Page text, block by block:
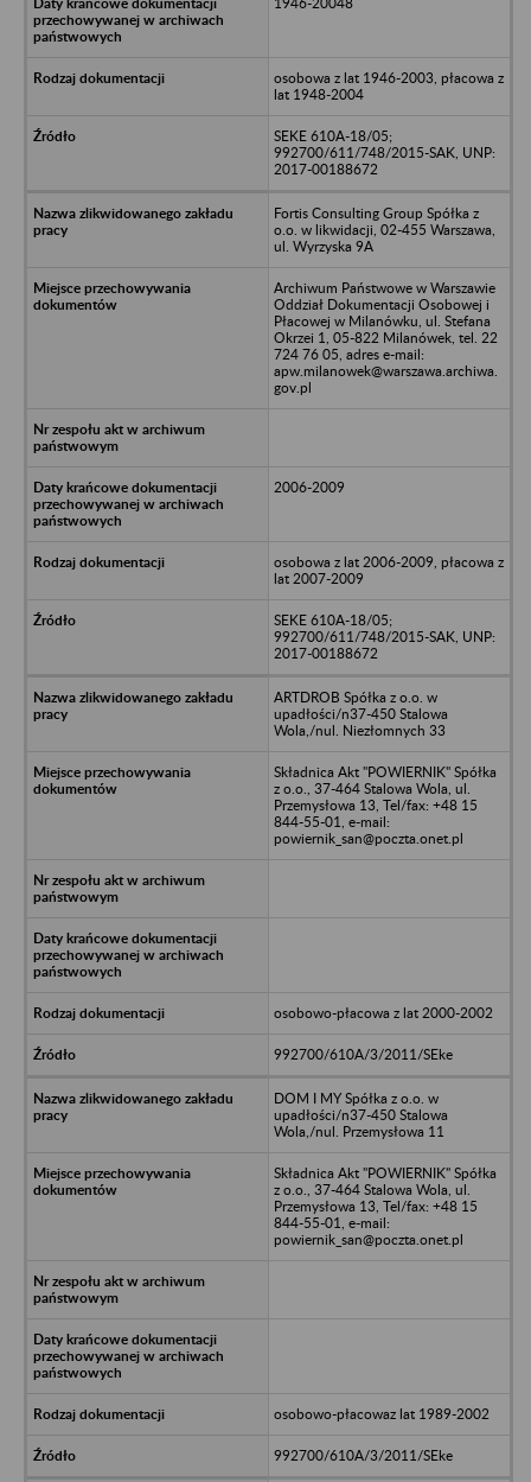
osobowa z lat 1946-2003, płacowa z
lat 1948-2004
SEKE 610A-18/05;
992700/611/748/2015-SAK, UNP:
2017-00188672
Fortis Consulting Group Spółka z
o.o. w likwidacji, 02-455 Warszawa,
ul. Wyrzyska 9A
Archiwum Państwowe w Warszawie
Oddział Dokumentacji Osobowej i
Płacowej w Milanówku, ul. Stefana
Okrzei 1, 05-822 Milanówek, tel. 22
724 76 05, adres e-mail:
apw.milanowek@warszawa.archiwa.
gov.pl
2006-2009
osobowa z lat 2006-2009, płacowa z
lat 2007-2009
SEKE 610A-18/05;
992700/611/748/2015-SAK, UNP:
2017-00188672
ARTDROB Spółka z o.o. w
upadłości/n37-450 Stalowa
Wola,/nul. Niezłomnych 33
Składnica Akt "POWIERNIK" Spółka
z o.o., 37-464 Stalowa Wola, ul.
Przemysłowa 13, Tel/fax: +48 15
844-55-01, e-mail:
powiernik_san@poczta.onet.pl
osobowo-płacowa z lat 2000-2002
992700/610A/3/2011/SEke
DOM I MY Spółka z o.o. w
upadłości/n37-450 Stalowa
Wola,/nul. Przemysłowa 11
Składnica Akt "POWIERNIK" Spółka
z o.o., 37-464 Stalowa Wola, ul.
Przemysłowa 13, Tel/fax: +48 15
844-55-01, e-mail:
powiernik_san@poczta.onet.pl
osobowo-płacowaz lat 1989-2002
992700/610A/3/2011/SEke